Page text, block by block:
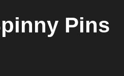
Pins